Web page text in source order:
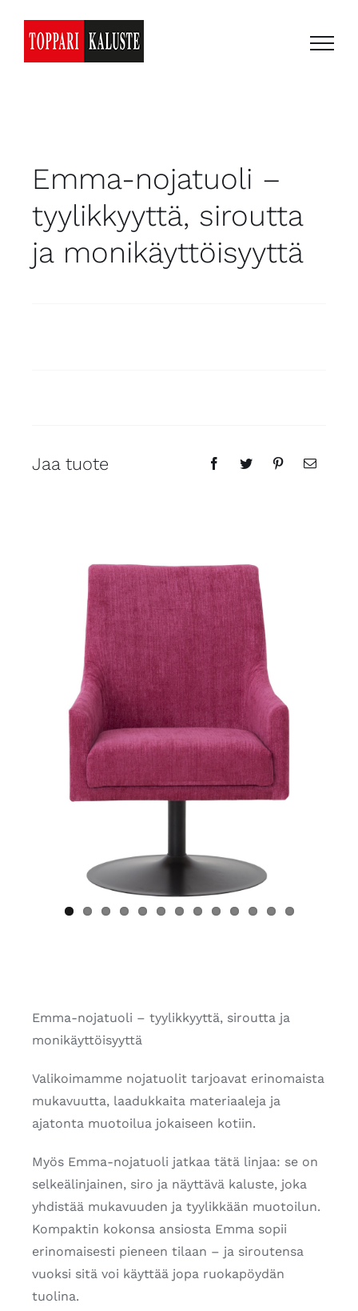
content
Emma-nojatuoli –
tyylikkyyttä, siroutta
ja monikäyttöisyyttä
Jaa tuote
Emma-nojatuoli – tyylikkyyttä, siroutta ja
monikäyttöisyyttä
Valikoimamme nojatuolit tarjoavat erinomaista
mukavuutta, laadukkaita materiaaleja ja
ajatonta muotoilua jokaiseen kotiin.
Myös Emma-nojatuoli jatkaa tätä linjaa: se on
selkeälinjainen, siro ja näyttävä kaluste, joka
yhdistää mukavuuden ja tyylikkään muotoilun.
Kompaktin kokonsa ansiosta Emma sopii
erinomaisesti pieneen tilaan – ja siroutensa
vuoksi sitä voi käyttää jopa ruokapöydän
tuolina.